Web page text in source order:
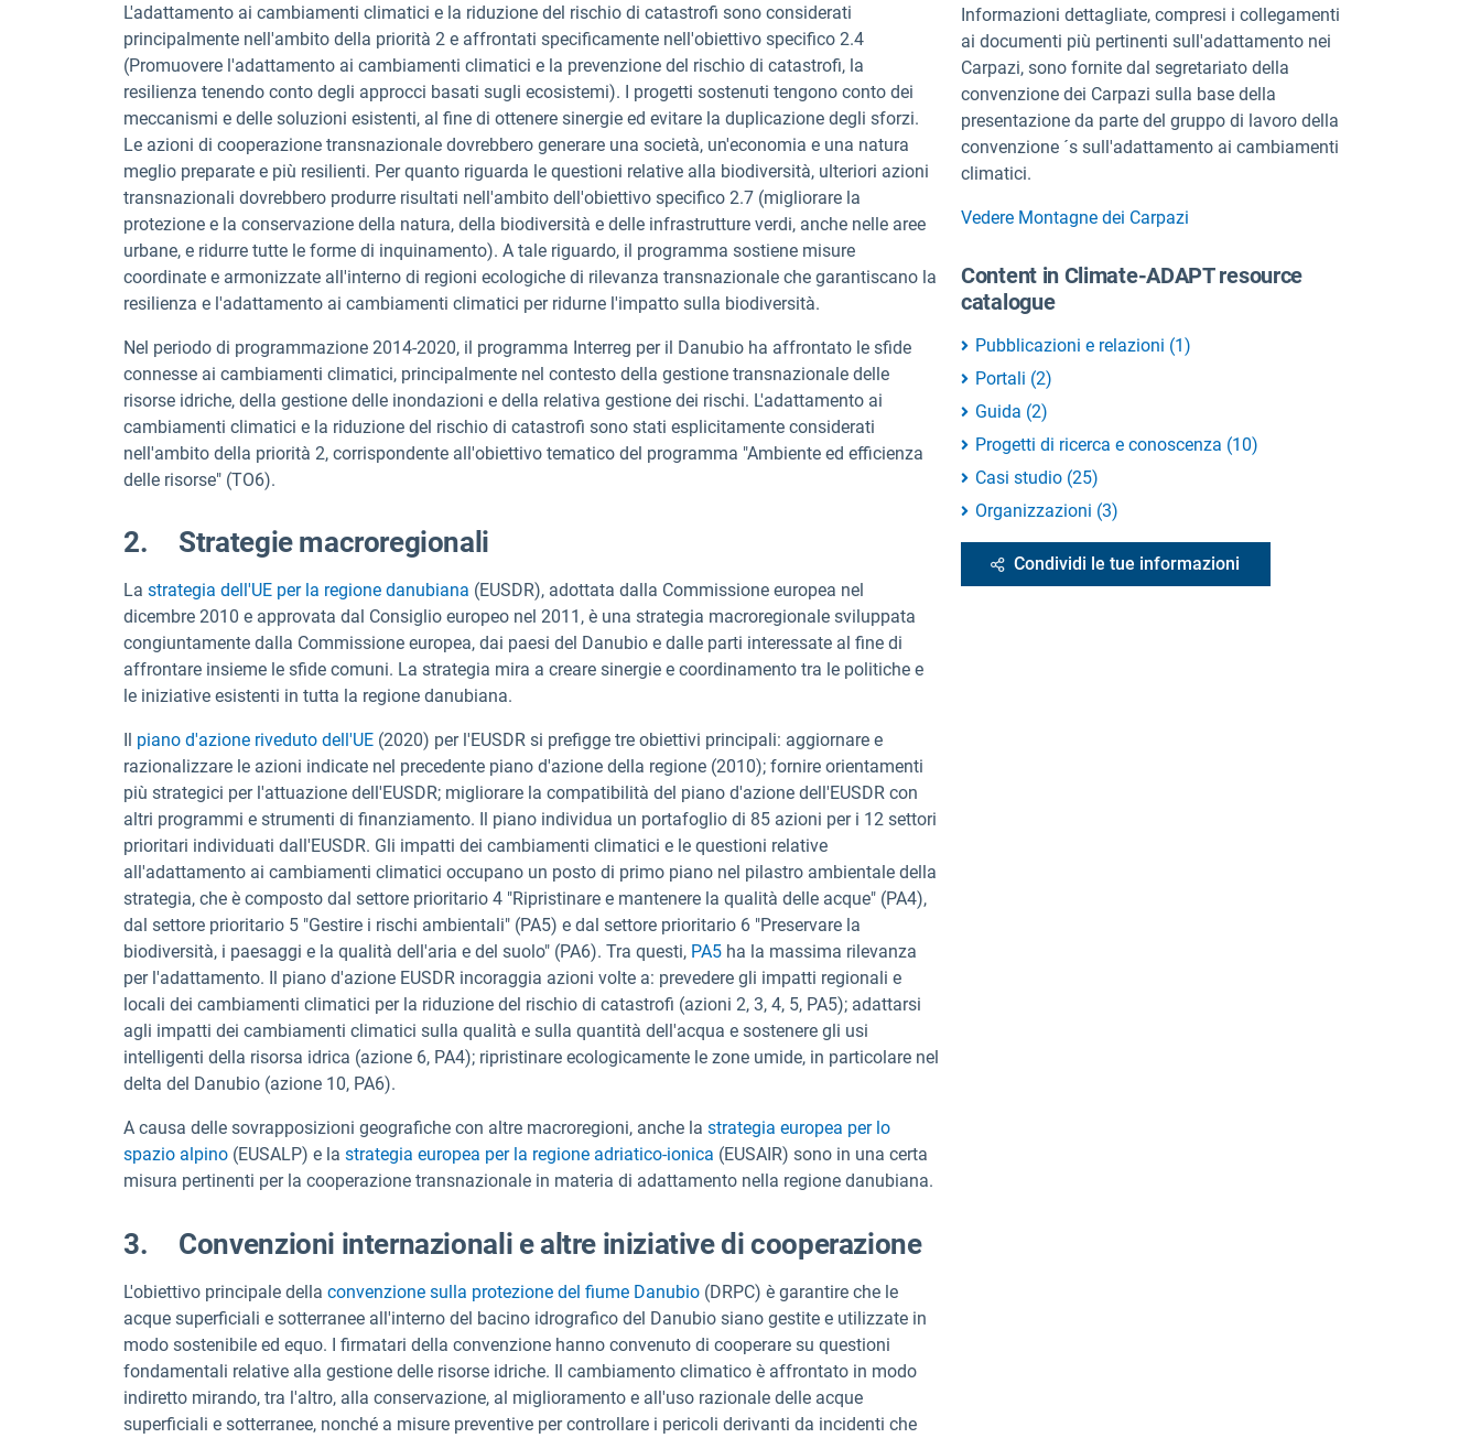
L'adattamento ai cambiamenti climatici e la riduzione del rischio di catastrofi sono considerati
principalmente nell'ambito della priorità 2 e affrontati specificamente nell'obiettivo specifico 2.4
(Promuovere l'adattamento ai cambiamenti climatici e la prevenzione del rischio di catastrofi, la
resilienza tenendo conto degli approcci basati sugli ecosistemi). I progetti sostenuti tengono conto dei
meccanismi e delle soluzioni esistenti, al fine di ottenere sinergie ed evitare la duplicazione degli sforzi.
Le azioni di cooperazione transnazionale dovrebbero generare una società, un'economia e una natura
meglio preparate e più resilienti. Per quanto riguarda le questioni relative alla biodiversità, ulteriori azioni
transnazionali dovrebbero produrre risultati nell'ambito dell'obiettivo specifico 2.7 (migliorare la
protezione e la conservazione della natura, della biodiversità e delle infrastrutture verdi, anche nelle aree
urbane, e ridurre tutte le forme di inquinamento). A tale riguardo, il programma sostiene misure
coordinate e armonizzate all'interno di regioni ecologiche di rilevanza transnazionale che garantiscano la
resilienza e l'adattamento ai cambiamenti climatici per ridurne l'impatto sulla biodiversità.
Nel periodo di programmazione 2014-2020, il programma Interreg per il Danubio ha affrontato le sfide
connesse ai cambiamenti climatici, principalmente nel contesto della gestione transnazionale delle
risorse idriche, della gestione delle inondazioni e della relativa gestione dei rischi. L'adattamento ai
cambiamenti climatici e la riduzione del rischio di catastrofi sono stati esplicitamente considerati
nell'ambito della priorità 2, corrispondente all'obiettivo tematico del programma "Ambiente ed efficienza
delle risorse" (TO6).
2. Strategie macroregionali
La strategia dell'UE per la regione danubiana (EUSDR), adottata dalla Commissione europea nel
dicembre 2010 e approvata dal Consiglio europeo nel 2011, è una strategia macroregionale sviluppata
congiuntamente dalla Commissione europea, dai paesi del Danubio e dalle parti interessate al fine di
affrontare insieme le sfide comuni. La strategia mira a creare sinergie e coordinamento tra le politiche e
le iniziative esistenti in tutta la regione danubiana.
piano d'azione riveduto dell'UE (2020) per l'EUSDR si prefigge tre obiettivi principali: aggiornare e
razionalizzare le azioni indicate nel precedente piano d'azione della regione (2010); fornire orientamenti
più strategici per l'attuazione dell'EUSDR; migliorare la compatibilità del piano d'azione dell'EUSDR con
altri programmi e strumenti di finanziamento. Il piano individua un portafoglio di 85 azioni per i 12 settori
prioritari individuati dall'EUSDR. Gli impatti dei cambiamenti climatici e le questioni relative
all'adattamento ai cambiamenti climatici occupano un posto di primo piano nel pilastro ambientale della
strategia, che è composto dal settore prioritario 4 "Ripristinare e mantenere la qualità delle acque" (PA4),
dal settore prioritario 5 "Gestire i rischi ambientali" (PA5) e dal settore prioritario 6 "Preservare la
biodiversità, i paesaggi e la qualità dell'aria e del suolo" (PA6). Tra questi, PA5 ha la massima rilevanza
per l'adattamento. Il piano d'azione EUSDR incoraggia azioni volte a: prevedere gli impatti regionali e
locali dei cambiamenti climatici per la riduzione del rischio di catastrofi (azioni 2, 3, 4, 5, PA5); adattarsi
agli impatti dei cambiamenti climatici sulla qualità e sulla quantità dell'acqua e sostenere gli usi
intelligenti della risorsa idrica (azione 6, PA4); ripristinare ecologicamente le zone umide, in particolare nel
delta del Danubio (azione 10, PA6).
A causa delle sovrapposizioni geografiche con altre macroregioni, anche la strategia europea per lo
spazio alpino (EUSALP) e la strategia europea per la regione adriatico-ionica (EUSAIR) sono in una certa
misura pertinenti per la cooperazione transnazionale in materia di adattamento nella regione danubiana.
3. Convenzioni internazionali e altre iniziative di cooperazione
L'obiettivo principale della convenzione sulla protezione del fiume Danubio (DRPC) è garantire che le
acque superficiali e sotterranee all'interno del bacino idrografico del Danubio siano gestite e utilizzate in
modo sostenibile ed equo. I firmatari della convenzione hanno convenuto di cooperare su questioni
fondamentali relative alla gestione delle risorse idriche. Il cambiamento climatico è affrontato in modo
indiretto mirando, tra l'altro, alla conservazione, al miglioramento e all'uso razionale delle acque
superficiali e sotterranee, nonché a misure preventive per controllare i pericoli derivanti da incidenti che
Informazioni dettagliate, compresi i collegamenti
ai documenti più pertinenti sull'adattamento nei
Carpazi, sono fornite dal segretariato della
convenzione dei Carpazi sulla base della
presentazione da parte del gruppo di lavoro della
convenzione ´s sull'adattamento ai cambiamenti
climatici.
Vedere Montagne dei Carpazi
Content in Climate-ADAPT resource
catalogue
Pubblicazioni e relazioni (1)
Portali (2)
Guida (2)
Progetti di ricerca e conoscenza (10)
Casi studio (25)
Organizzazioni (3)
Condividi le tue informazioni